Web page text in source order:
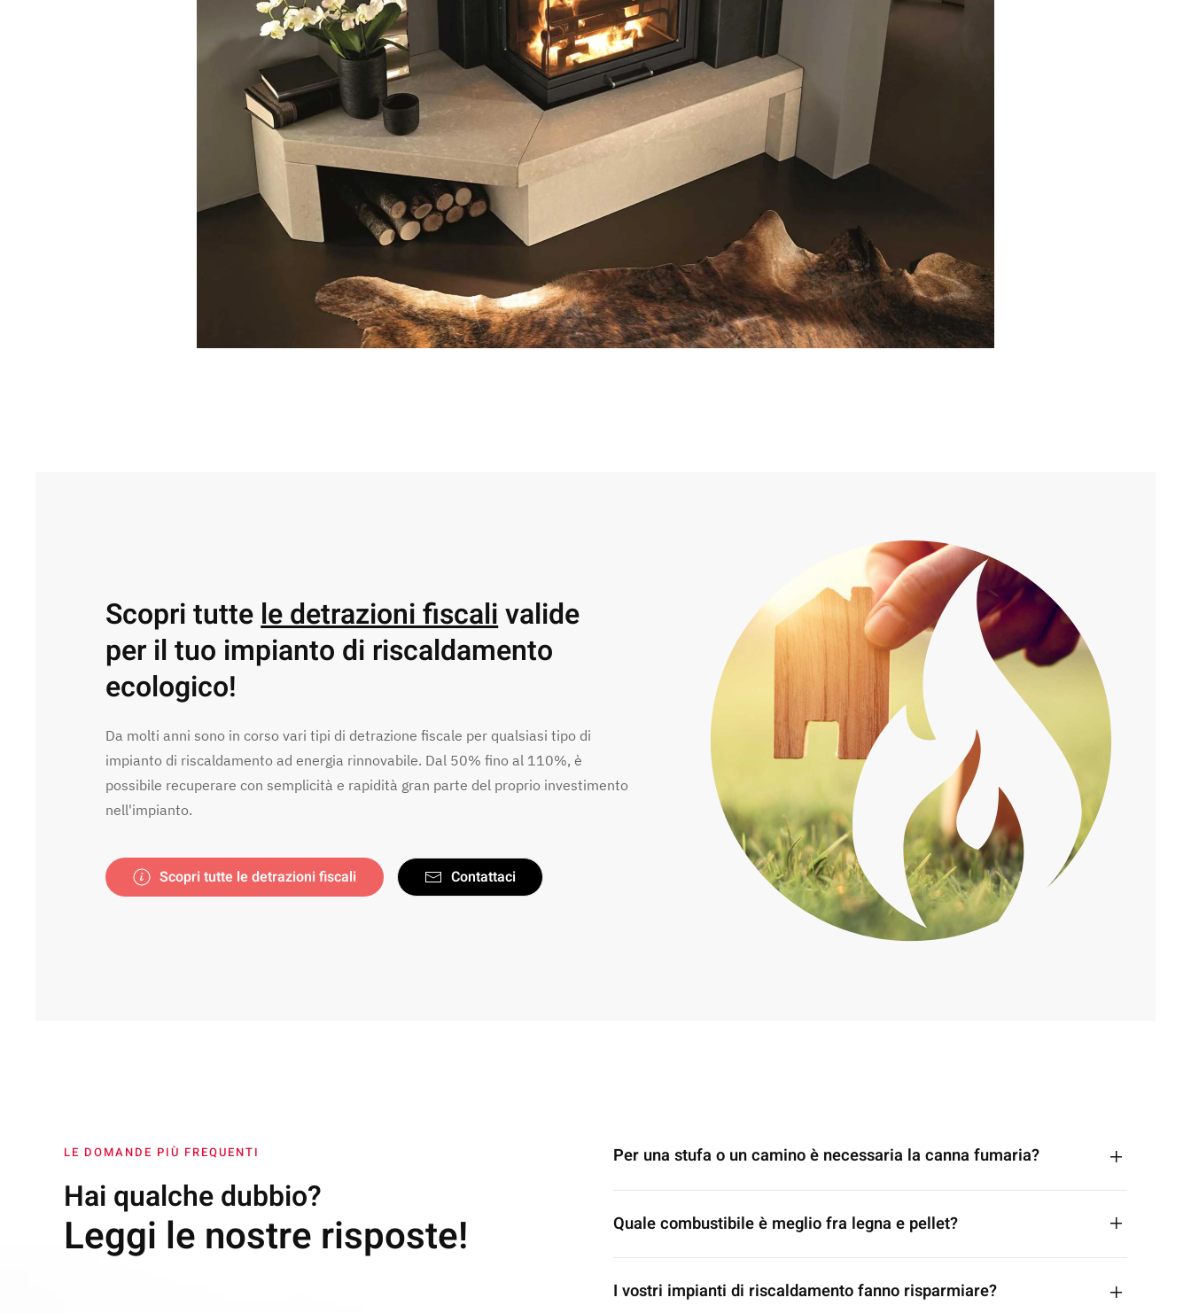
Scopri tuttele detrazioni fiscalivalide
per il tuo impianto di riscaldamento
ecologico!
Da molti anni sono in corso vari tipi di detrazione fiscale per qualsiasi tipo di
impianto di riscaldamento ad energia rinnovabile. Dal 50% fino al 110%, è
possibile recuperare con semplicità e rapidità gran parte del proprio investimento
nell'impianto.
Scopri tutte le detrazioni fiscali Contattaci
LE DOMANDE PIÙ FREQUENTI
Hai qualche dubbio?
Leggi le nostre risposte!
Per una stufa o un camino è necessaria la canna fumaria?
Quale combustibile è meglio fra legna e pellet?
I vostri impianti di riscaldamento fanno risparmiare?